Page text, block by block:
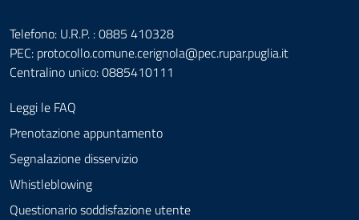
Telefono: U.R.P. : 0885 410328
PEC: protocollo.comune.cerignola@pec.rupar.puglia.it
Centralino unico: 0885410111
Leggi le FAQ
Prenotazione appuntamento
Segnalazione disservizio
Whistleblowing
Questionario soddisfazione utente